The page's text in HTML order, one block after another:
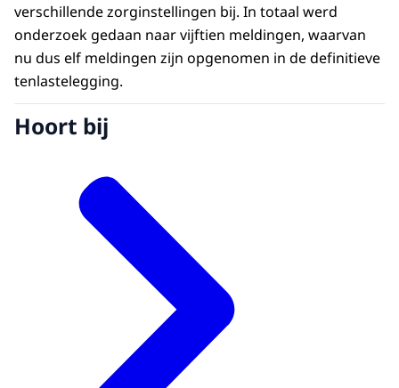
verschillende zorginstellingen bij. In totaal werd
onderzoek gedaan naar vijftien meldingen, waarvan
nu dus elf meldingen zijn opgenomen in de definitieve
tenlastelegging.
Hoort bij